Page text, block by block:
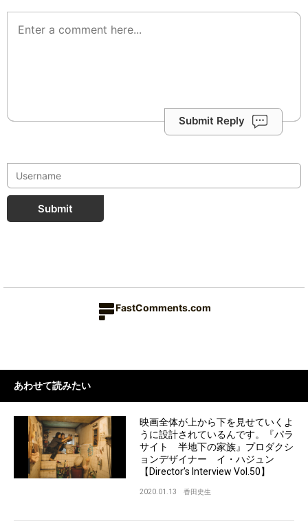
Submit Reply
Submit
FastComments.com
あわせて読みたい
映画全体が上から下を見せていくよ
うに設計されているんです。『パラ
サイト 半地下の家族』プロダクシ
ョンデザイナー イ・ハジュン
【Director’s Interview Vol.50】
2020.01.13 香田史生